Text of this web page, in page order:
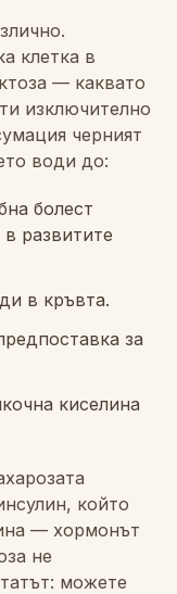
клетка в
— каквато
изключително
черният
води до:
болест
развитите
в кръвта.
за
киселина
който
— хормонът
не
можете